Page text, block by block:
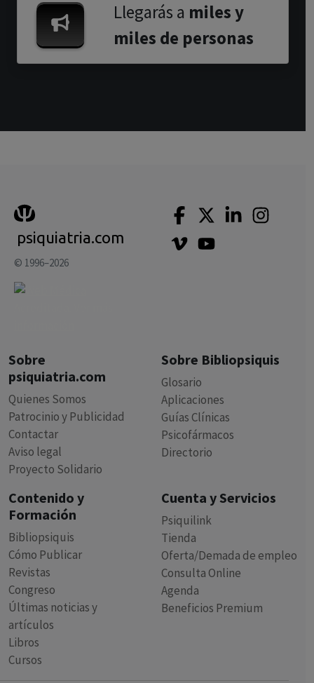
Llegarás a miles y
miles de personas
psiquiatria.com
© 1996–2026
Sobre
psiquiatria.com
Quienes Somos
Patrocinio y Publicidad
Contactar
Aviso legal
Proyecto Solidario
Sobre Bibliopsiquis
Glosario
Aplicaciones
Guías Clínicas
Psicofármacos
Directorio
Contenido y
Formación
Bibliopsiquis
Cómo Publicar
Revistas
Congreso
Últimas noticias y
artículos
Libros
Cursos
Cuenta y Servicios
Psiquilink
Tienda
Oferta/Demada de empleo
Consulta Online
Agenda
Beneficios Premium